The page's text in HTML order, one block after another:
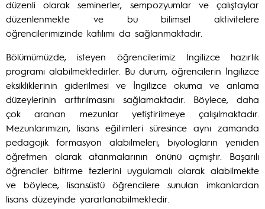
düzenli olarak seminerler, sempozyumlar ve çalıştaylar
düzenlenmekte ve bu bilimsel aktivitelere
öğrencilerimizinde katılımı da sağlanmaktadır.
Bölümümüzde, isteyen öğrencilerimiz İngilizce hazırlık
programı alabilmektedirler. Bu durum, öğrencilerin İngilizce
eksikliklerinin giderilmesi ve İngilizce okuma ve anlama
düzeylerinin arttırılmasını sağlamaktadır. Böylece, daha
çok aranan mezunlar yetiştirilmeye çalışılmaktadır.
Mezunlarımızın, lisans eğitimleri süresince aynı zamanda
pedagojik formasyon alabilmeleri, biyologların yeniden
öğretmen olarak atanmalarının önünü açmıştır. Başarılı
öğrenciler bitirme tezlerini uygulamalı olarak alabilmekte
ve böylece, lisansüstü öğrencilere sunulan imkanlardan
lisans düzeyinde yararlanabilmektedir.